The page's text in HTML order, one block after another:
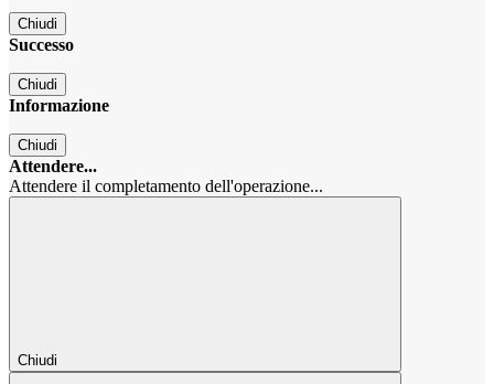
Chiudi
Successo
Chiudi
Informazione
Chiudi
Attendere...
Attendere il completamento dell'operazione...
Chiudi